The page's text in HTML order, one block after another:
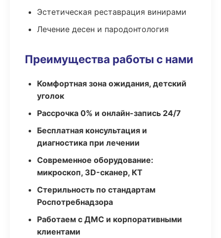
Эстетическая реставрация винирами
Лечение десен и пародонтология
Преимущества работы с нами
Комфортная зона ожидания, детский
уголок
Рассрочка 0% и онлайн-запись 24/7
Бесплатная консультация и
диагностика при лечении
Современное оборудование:
микроскоп, 3D-сканер, КТ
Стерильность по стандартам
Роспотребнадзора
Работаем с ДМС и корпоративными
клиентами